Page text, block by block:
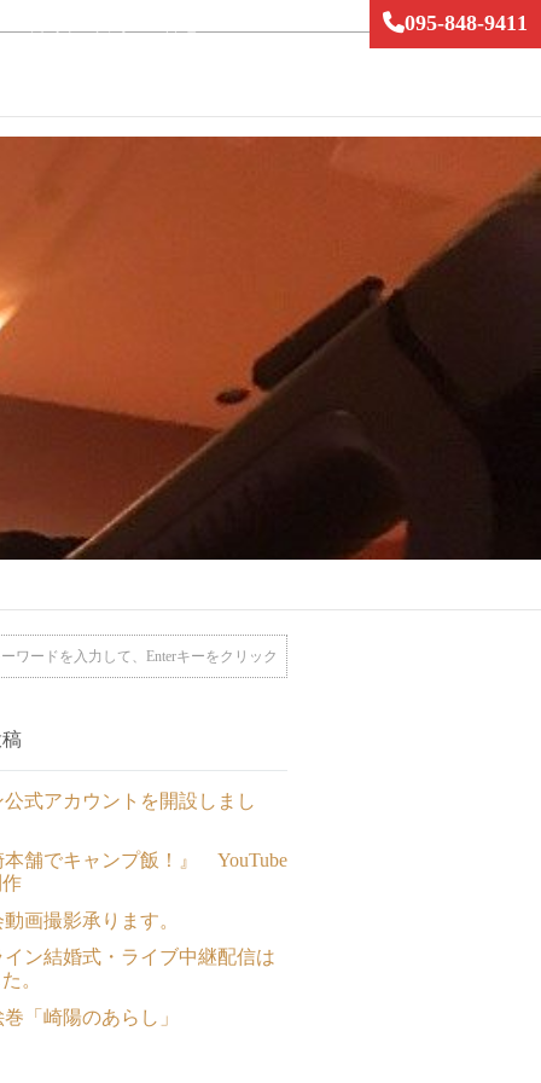
095-848-9411
公式アカウントを開設しまし
本舗でキャンプ飯！』 YouTube
画撮影承ります。
イン結婚式・ライブ中継配信は
。
「崎陽のあらし」